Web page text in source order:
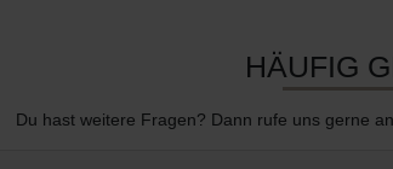
HÄUFIG
Du hast weitere Fragen? Dann rufe uns gerne